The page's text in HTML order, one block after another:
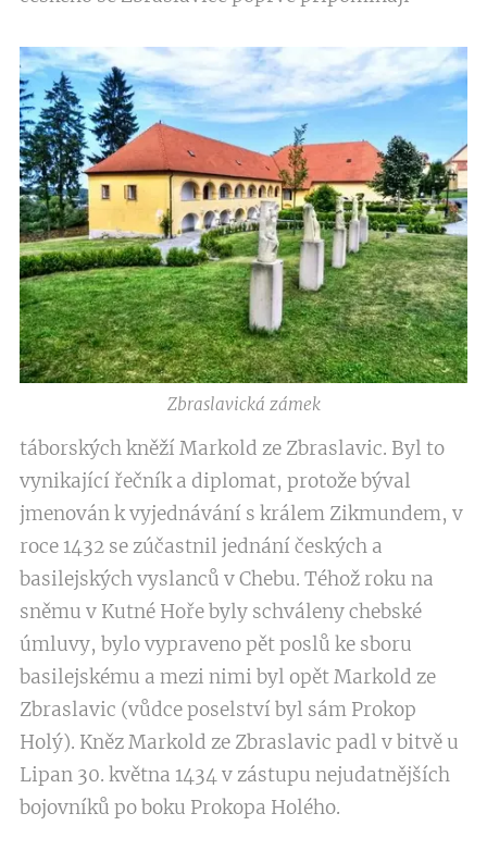
Zbraslavická zámek
táborských kněží Markold ze Zbraslavic. Byl to
vynikající řečník a diplomat, protože býval
jmenován k vyjednávání s králem Zikmundem, v
roce 1432 se zúčastnil jednání českých a
basilejských vyslanců v Chebu. Téhož roku na
sněmu v Kutné Hoře byly schváleny chebské
úmluvy, bylo vypraveno pět poslů ke sboru
basilejskému a mezi nimi byl opět Markold ze
Zbraslavic (vůdce poselství byl sám Prokop
Holý). Kněz Markold ze Zbraslavic padl v bitvě u
Lipan 30. května 1434 v zástupu nejudatnějších
bojovníků po boku Prokopa Holého.